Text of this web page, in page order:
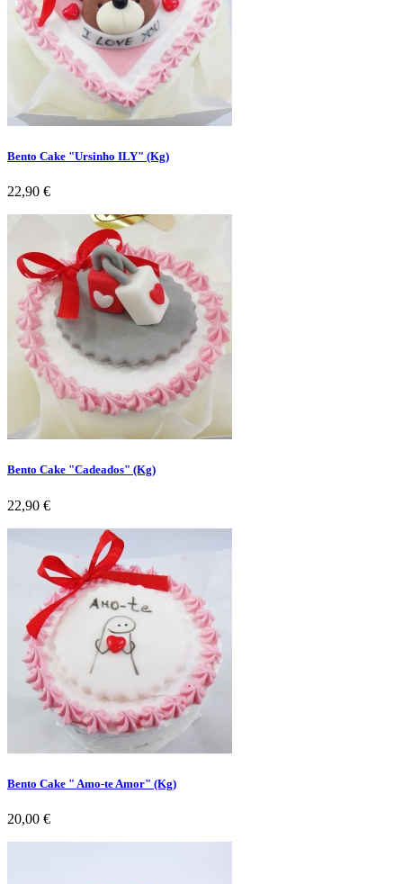
Bento Cake "Ursinho ILY" (Kg)
Preço
22,90 €
Bento Cake "Cadeados" (Kg)
Preço
22,90 €
Bento Cake " Amo-te Amor" (Kg)
Preço
20,00 €